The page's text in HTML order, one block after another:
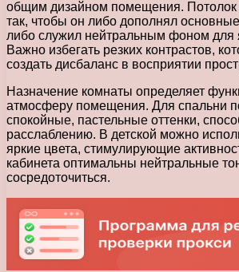
общим дизайном помещения. Потолок
так, чтобы он либо дополнял
либо служил нейтральным фоном для
Важно избегать резких контрастов,
создать дисбаланс в восприятии
Назначение комнаты определяет
атмосферу помещения. Для спальни
спокойные, пастельные оттенки,
расслаблению. В детской можно
яркие цвета, стимулирующие
кабинета оптимальны нейтральные
сосредоточиться.